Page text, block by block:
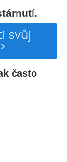
svůj
často